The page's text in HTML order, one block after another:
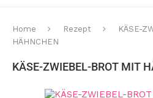
Home Rezept
KÄSE-
HÄHNCHEN
KÄSE-ZWIEBEL-BROT MIT